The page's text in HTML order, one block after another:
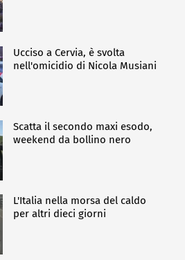
Ucciso a Cervia, è svolta
nell'omicidio di Nicola Musiani
Scatta il secondo maxi esodo,
weekend da bollino nero
L'Italia nella morsa del caldo
per altri dieci giorni